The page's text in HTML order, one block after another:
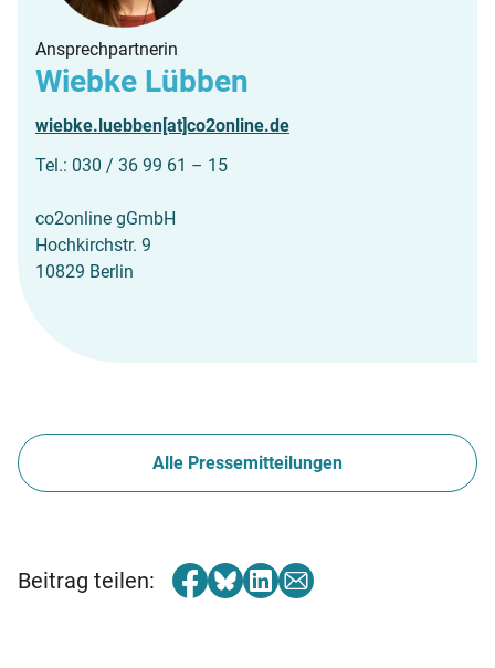
Ansprechpartnerin
Wiebke Lübben
wiebke.luebben[at]co2online.de
Tel.: 030 / 36 99 61 – 15
co2online gGmbH
Hochkirchstr. 9
10829 Berlin
Alle Pressemitteilungen
Beitrag teilen: